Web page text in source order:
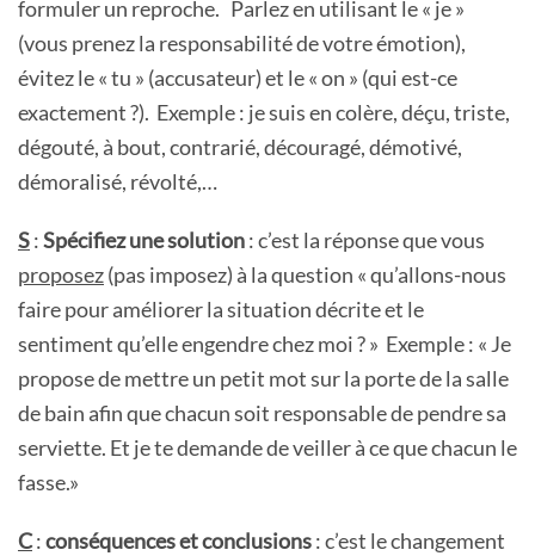
formuler un reproche. Parlez en utilisant le « je »
(vous prenez la responsabilité de votre émotion),
évitez le « tu » (accusateur) et le « on » (qui est-ce
exactement ?). Exemple : je suis en colère, déçu, triste,
dégouté, à bout, contrarié, découragé, démotivé,
démoralisé, révolté,…
S:Spécifiez une solution: c’est la réponse que vous
proposez(pas imposez) à la question « qu’allons-nous
faire pour améliorer la situation décrite et le
sentiment qu’elle engendre chez moi ? » Exemple : « Je
propose de mettre un petit mot sur la porte de la salle
de bain afin que chacun soit responsable de pendre sa
serviette. Et je te demande de veiller à ce que chacun le
fasse.»
C:conséquences et conclusions: c’est le changement